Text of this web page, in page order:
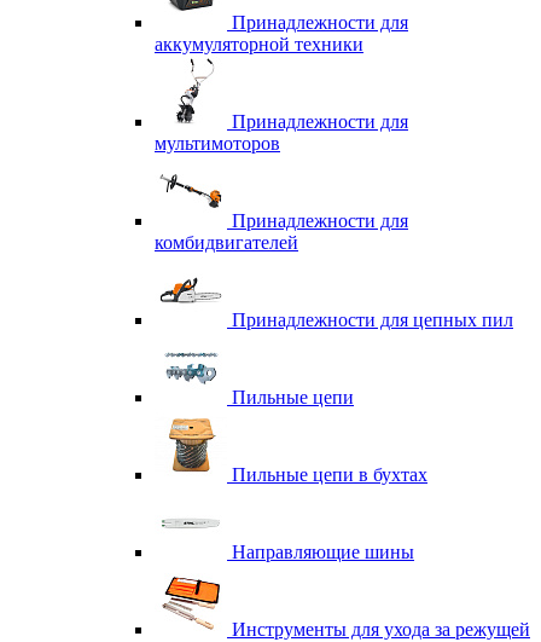
Принадлежности для
аккумуляторной техники
Принадлежности для
мультимоторов
Принадлежности для
комбидвигателей
Принадлежности для цепных пил
Пильные цепи
Пильные цепи в бухтах
Направляющие шины
Инструменты для ухода за режущей